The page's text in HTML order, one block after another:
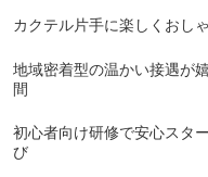
カクテル片手に楽しくおし
地域密着型の温かい接遇が
間
初心者向け研修で安心スタ
び